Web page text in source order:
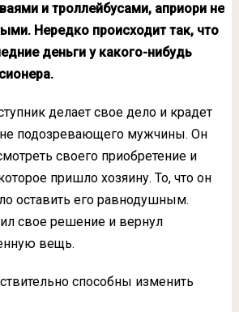
и троллейбусами, априори не
Нередко происходит так, что
деньги у какого-нибудь
делает свое дело и крадет
не подозревающего мужчины. Он
своего приобретение и
пришло хозяину. То, что он
оставить его равнодушным.
свое решение и вернул
вещь.
способны изменить